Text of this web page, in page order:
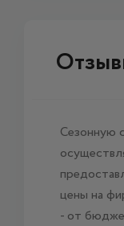
Сезонную
цены на
- от